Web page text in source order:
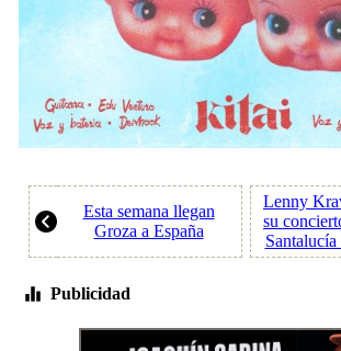
Esta semana llegan
Groza a España
Lenny
su
Publicidad